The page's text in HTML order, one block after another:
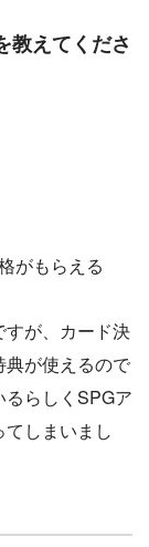
教えてくださ
がもらえる
すが、カード決
が使えるので
らしくSPGア
しまいまし